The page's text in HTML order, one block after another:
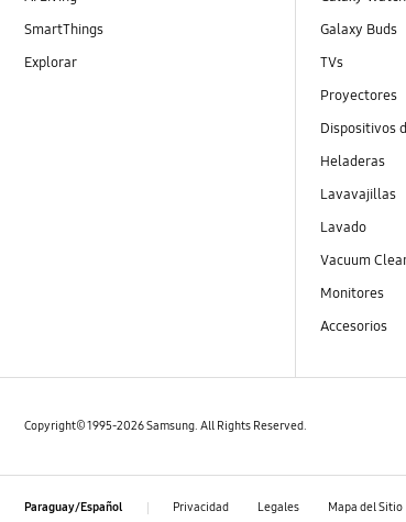
SmartThings
Explorar
Galaxy Buds
TVs
Proyectores
Dispositivos
Heladeras
Lavavajillas
Lavado
Vacuum
Monitores
Accesorios
Copyright© 1995-2026 Samsung. All Rights Reserved.
Paraguay/Español Privacidad Legales Mapa del Sitio